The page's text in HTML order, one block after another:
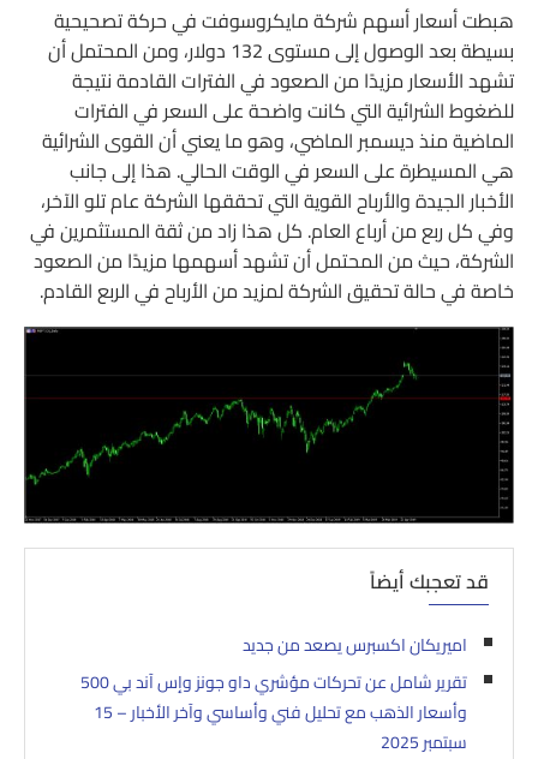
هبطت أسعار أسهم شركة مايكروسوفت في حركة تصحيحية
بسيطة بعد الوصول إلى مستوى 132 دولار، ومن المحتمل أن
تشهد الأسعار مزيدًا من الصعود في الفترات القادمة نتيجة
للضغوط الشرائية التي كانت واضحة على السعر في الفترات
الماضية منذ ديسمبر الماضي، وهو ما يعني أن القوى الشرائية
هي المسيطرة على السعر في الوقت الحالي. هذا إلى جانب
الأخبار الجيدة والأرباح القوية التي تحققها الشركة عام تلو الآخر،
وفي كل ربع من أرباع العام. كل هذا زاد من ثقة المستثمرين في
الشركة، حيث من المحتمل أن تشهد أسهمها مزيدًا من الصعود
خاصة في حالة تحقيق الشركة لمزيد من الأرباح في الربع القادم.
قد تعجبك أيضاً
اميريكان اكسبرس يصعد من جديد
تقرير شامل عن تحركات مؤشري داو جونز وإس آند بي 500
وأسعار الذهب مع تحليل فني وأساسي وآخر الأخبار – 15
سبتمبر 2025